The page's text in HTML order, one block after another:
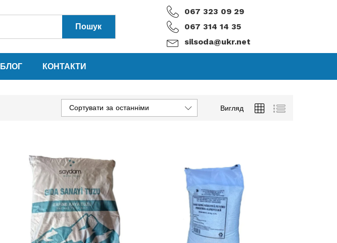
Пошук
067 323 09 29
067 314 14 35
silsoda@ukr.net
БЛОГ КОНТАКТИ
Вигляд
Сортувати за останніми